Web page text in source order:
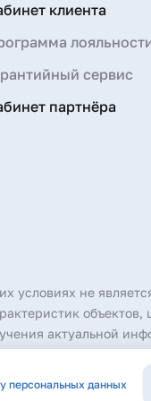
клиента
сервис
партнёра
условиях не
актуальной
персональных данных